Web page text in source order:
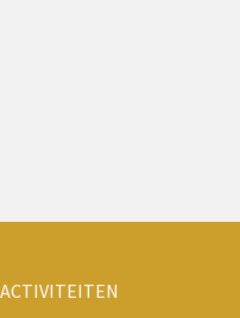
ACTIVITEITEN